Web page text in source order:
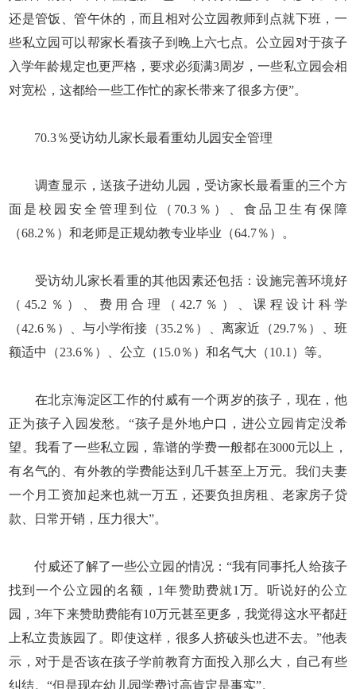
还是管饭、管午休的，而且相对公立园教师到点就下班，一
些私立园可以帮家长看孩子到晚上六七点。公立园对于孩子
入学年龄规定也更严格，要求必须满3周岁，一些私立园会相
对宽松，这都给一些工作忙的家长带来了很多方便”。
70.3％受访幼儿家长最看重幼儿园安全管理
调查显示，送孩子进幼儿园，受访家长最看重的三个方
面是校园安全管理到位（70.3％）、食品卫生有保障
（68.2％）和老师是正规幼教专业毕业（64.7％）。
受访幼儿家长看重的其他因素还包括：设施完善环境好
（45.2％）、费用合理（42.7％）、课程设计科学
（42.6％）、与小学衔接（35.2％）、离家近（29.7％）、班
额适中（23.6％）、公立（15.0％）和名气大（10.1）等。
在北京海淀区工作的付威有一个两岁的孩子，现在，他
正为孩子入园发愁。“孩子是外地户口，进公立园肯定没希
望。我看了一些私立园，靠谱的学费一般都在3000元以上，
有名气的、有外教的学费能达到几千甚至上万元。我们夫妻
一个月工资加起来也就一万五，还要负担房租、老家房子贷
款、日常开销，压力很大”。
付威还了解了一些公立园的情况：“我有同事托人给孩子
找到一个公立园的名额，1年赞助费就1万。听说好的公立
园，3年下来赞助费能有10万元甚至更多，我觉得这水平都赶
上私立贵族园了。即使这样，很多人挤破头也进不去。”他表
示，对于是否该在孩子学前教育方面投入那么大，自己有些
纠结。“但是现在幼儿园学费过高肯定是事实”。